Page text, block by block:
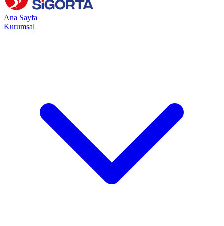
Ana Sayfa
Kurumsal